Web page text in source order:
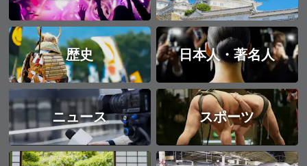
歴史 日本人・著名人
ニュース スポーツ